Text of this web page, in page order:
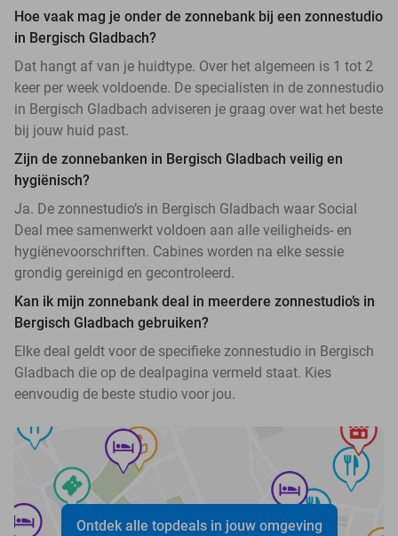
Hoe vaak mag je onder de zonnebank bij een zonnestudio
in Bergisch Gladbach?
Dat hangt af van je huidtype. Over het algemeen is 1 tot 2
keer per week voldoende. De specialisten in de zonnestudio
in Bergisch Gladbach adviseren je graag over wat het beste
bij jouw huid past.
Zijn de zonnebanken in Bergisch Gladbach veilig en
hygiënisch?
Ja. De zonnestudio’s in Bergisch Gladbach waar Social
Deal mee samenwerkt voldoen aan alle veiligheids- en
hygiënevoorschriften. Cabines worden na elke sessie
grondig gereinigd en gecontroleerd.
Kan ik mijn zonnebank deal in meerdere zonnestudio’s in
Bergisch Gladbach gebruiken?
Elke deal geldt voor de specifieke zonnestudio in Bergisch
Gladbach die op de dealpagina vermeld staat. Kies
eenvoudig de beste studio voor jou.
Ontdek alle topdeals in jouw omgeving